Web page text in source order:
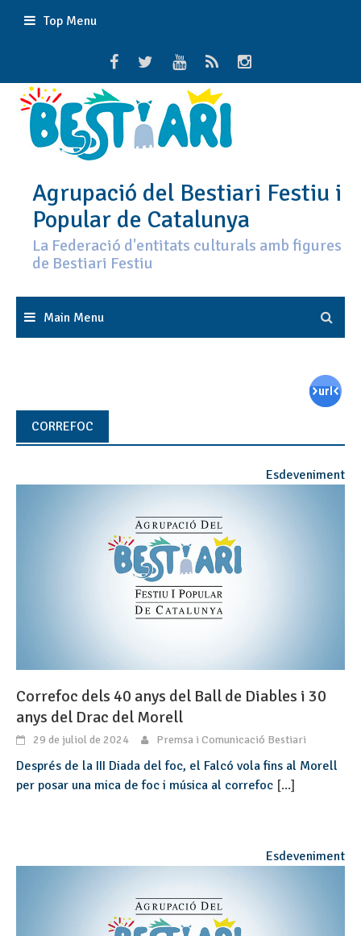
Top Menu
Agrupació del Bestiari Festiu i
Popular de Catalunya
La Federació d'entitats culturals amb figures
de Bestiari Festiu
Main Menu
CORREFOC
Esdeveniment
Correfoc dels 40 anys del Ball de Diables i 30
anys del Drac del Morell
29 de juliol de 2024 Premsa i Comunicació Bestiari
Després de la III Diada del foc, el Falcó vola fins al Morell
per posar una mica de foc i música al correfoc [...]
Esdeveniment